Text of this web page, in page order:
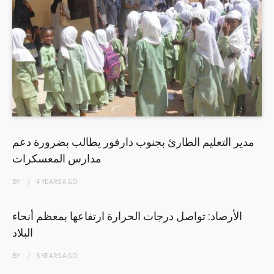
مدير التعليم الطارئ بجنوب دارفور يطالب بضرورة دعم
مدارس المعسكرات
BY 4 YEARSAGO
الأرصاد: تواصل درجات الحرارة ارتفاعها بمعظم أنحاء
البلاد
BY 5 YEARSAGO